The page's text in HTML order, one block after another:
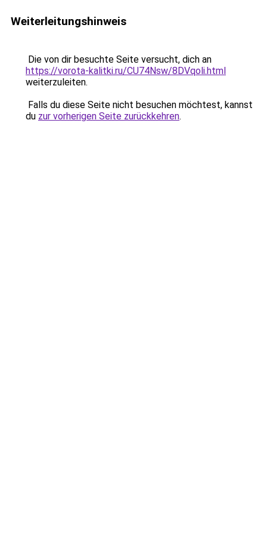
Weiterleitungshinweis
Die von dir besuchte Seite versucht, dich an
https://vorota-kalitki.ru/CU74Nsw/8DVqoli.html
weiterzuleiten.
Falls du diese Seite nicht besuchen möchtest, kannst
du zur vorherigen Seite zurückkehren.